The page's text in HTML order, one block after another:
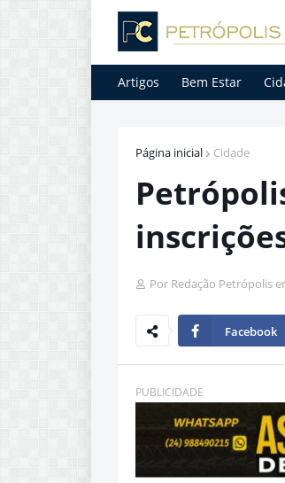
Artigos Bem Estar
Página inicial Cidade
Por Redação Petrópolis
Facebook
PUBLICIDADE